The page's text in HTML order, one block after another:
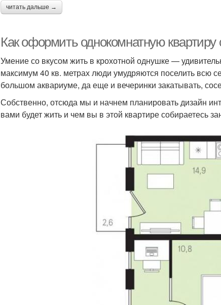
читать дальше →
Как оформить однокомнатную
Умение со вкусом жить в крохотной однушке —
максимум 40 кв. метрах люди умудряются поселить всю
большом аквариуме, да еще и вечеринки закатывать,
Собственно, отсюда мы и начнем планировать дизайн
вами будет жить и чем вы в этой квартире собираетесь